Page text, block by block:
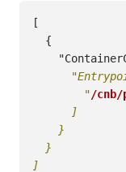
[
{
        "
/cnb/
      ]
    }
  }